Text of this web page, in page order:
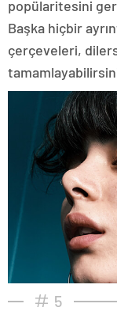
popülaritesini
Başka hiçbir
çerçeveleri,
5